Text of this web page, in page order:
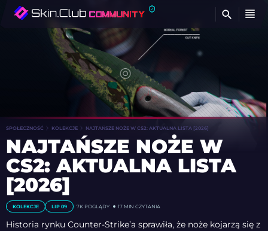
SPOŁECZNOŚĆ KOLEKCJE NAJTAŃSZE NOŻE W CS2: AKTUALNA LISTA [2026]
NAJTAŃSZE NOŻE W
CS2: AKTUALNA LISTA
[2026]
KOLEKCJE LIP 09 7K POGLĄDY 17 MIN CZYTANIA
Historia rynku Counter-Strike’a sprawiła, że noże kojarzą się z